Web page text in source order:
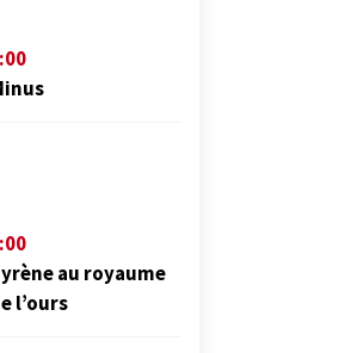
au royaume
l’ours